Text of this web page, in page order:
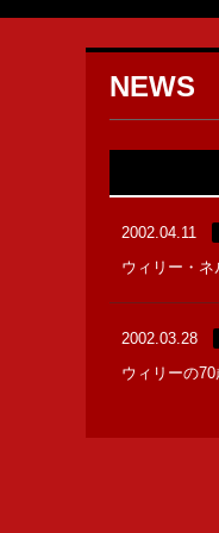
NEWS
2002.04.11
ウィリー・
2002.03.28
ウィリーの